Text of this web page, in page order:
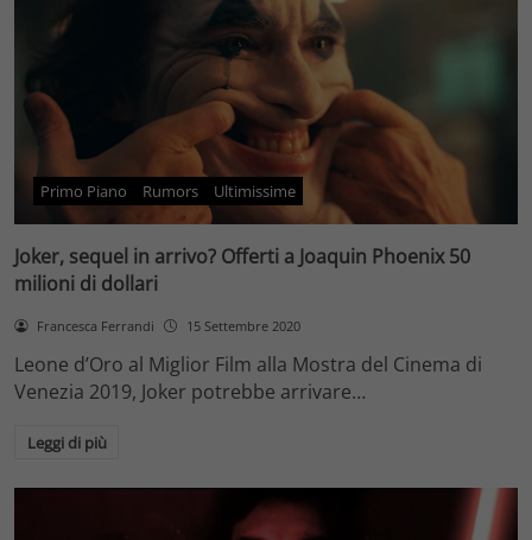
Primo Piano Rumors Ultimissime
Joker, sequel in arrivo? Offerti a Joaquin Phoenix 50
milioni di dollari
Francesca Ferrandi 15 Settembre 2020
Leone d’Oro al Miglior Film alla Mostra del Cinema di
Venezia 2019, Joker potrebbe arrivare…
Leggi di più